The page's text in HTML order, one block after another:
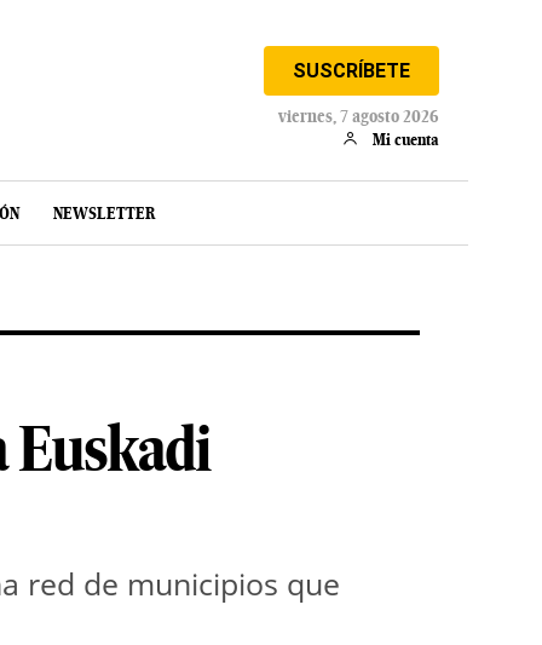
SUSCRÍBETE
viernes, 7 agosto 2026
Mi cuenta
NEWSLETTER
Euskadi
red de municipios que